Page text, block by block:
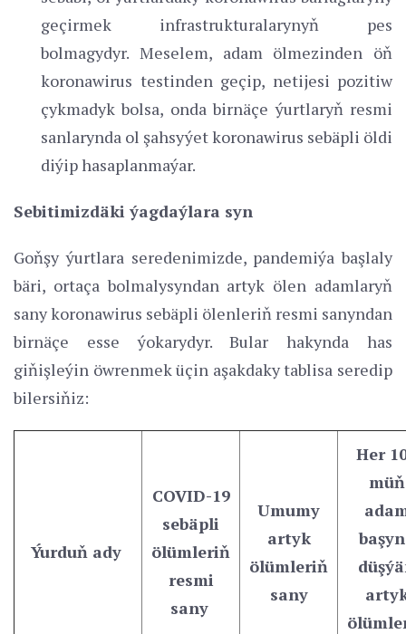
geçirmek infrastrukturalarynyň pes
bolmagydyr. Meselem, adam ölmezinden öň
koronawirus testinden geçip, netijesi pozitiw
çykmadyk bolsa, onda birnäçe ýurtlaryň resmi
sanlarynda ol şahsyýet koronawirus sebäpli öldi
diýip hasaplanmaýar.
Sebitimizdäki ýagdaýlara syn
Goňşy ýurtlara seredenimizde, pandemiýa başlaly
bäri, ortaça bolmalysyndan artyk ölen adamlaryň
sany koronawirus sebäpli ölenleriň resmi sanyndan
birnäçe esse ýokarydyr. Bular hakynda has
giňişleýin öwrenmek üçin aşakdaky tablisa seredip
bilersiňiz:
Ýurduň ady
COVID-19
sebäpli
ölümleriň
resmi
sany
Umumy
artyk
ölümleriň
sany
Her
müň